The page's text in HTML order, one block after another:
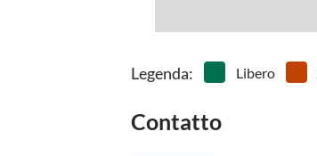
Legenda: Libero
Contatto